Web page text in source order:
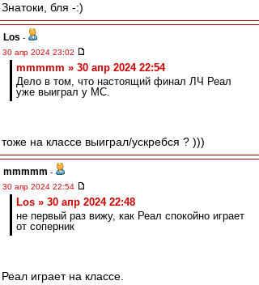
Знатоки, бля -:)
Los -
30 апр 2024 23:02
mmmmm » 30 апр 2024 22:54
Дело в том, что настоящий финал ЛЧ Реал
уже выиграл у МС.
тоже на классе выиграл/ускребся ? )))
mmmmm -
30 апр 2024 22:54
Los » 30 апр 2024 22:48
не первый раз вижу, как Реал спокойно играет
от соперник
Реал играет на классе.